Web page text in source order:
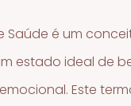
Saúde é um
estado ideal de
Este